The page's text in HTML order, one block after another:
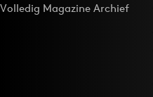
Volledig Magazine Archief